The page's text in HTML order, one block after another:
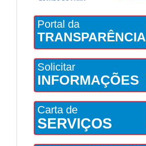
Portal da
TRANSPARÊNCIA
Solicitar
INFORMAÇÕES
Carta de
SERVIÇOS